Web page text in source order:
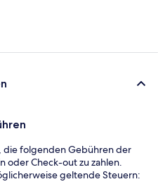
die folgenden Gebühren der
oder Check-out zu zahlen.
geltende Steuern: